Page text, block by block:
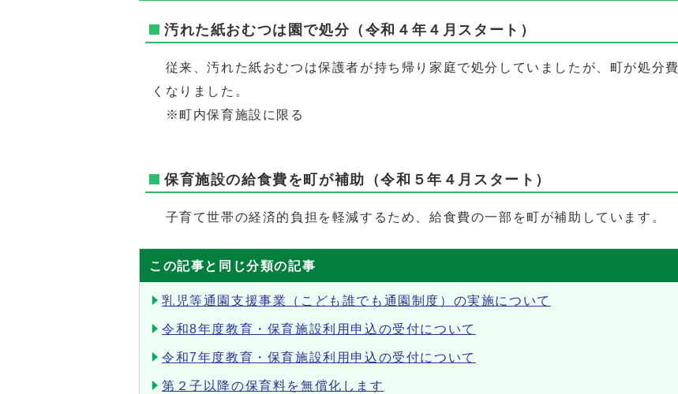
汚れた紙おむつは園で処分（令和４年４月スタート）
従来、汚れた紙おむつは保護者が持ち帰り家庭で処分していましたが、町が処分
くなりました。
※町内保育施設に限る
保育施設の給食費を町が補助（令和５年４月スタート）
子育て世帯の経済的負担を軽減するため、給食費の一部を町が補助しています。
この記事と同じ分類の記事
乳児等通園支援事業（こども誰でも通園制度）の実施について
令和8年度教育・保育施設利用申込の受付について
令和7年度教育・保育施設利用申込の受付について
第２子以降の保育料を無償化します